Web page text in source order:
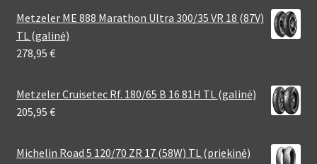
Metzeler ME 888 Marathon Ultra 300/35 VR 18 (87V)
TL (galinė)
278,95 €
Metzeler Cruisetec Rf. 180/65 B 16 81H TL (galinė)
205,95 €
Michelin Road 5 120/70 ZR 17 (58W) TL (priekinė)